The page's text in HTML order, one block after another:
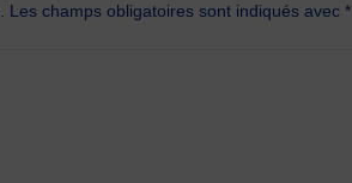
Les champs obligatoires sont indiqués avec*